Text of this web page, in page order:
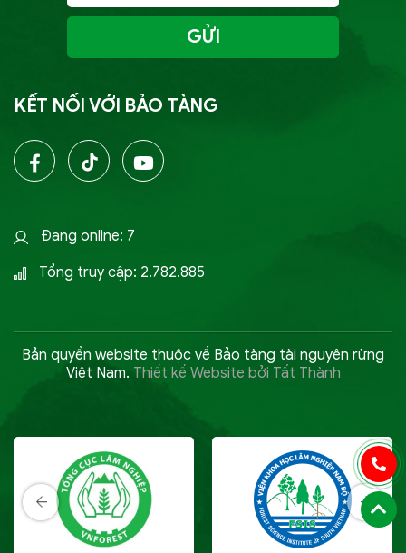
GỬI
KẾT NỐI VỚI BẢO TÀNG
Đang online: 7
Tổng truy cập: 2.782.885
Bản quyền website thuộc về Bảo tàng tài nguyên rừng
Việt Nam. Thiết kế Website bởi Tất Thành